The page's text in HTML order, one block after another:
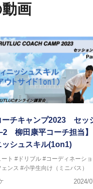
ンプヘッドコーチ
ャンプヘッドコーチ
ートコーチ
リングキャンプアドバイザ
ャンプヘッドコーチ
ャンプヘッドコーチ
代表サポートコーチ
画
ーチキャンプ2023 セッ
柳田康平コーチ担当
ッシュスキル(1on1)
ト #ドリブル #コーディネーシ
ンス #小学生向け（ミニバス）
2024/